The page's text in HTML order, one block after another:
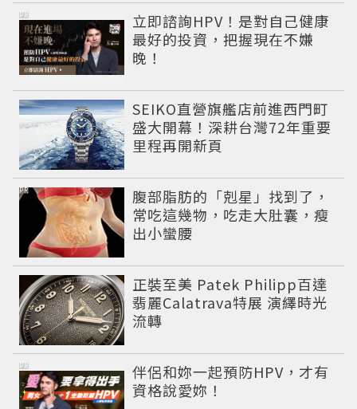
立即諮詢HPV！是對自己健康
最好的投資，把握現在不嫌
晚！
PR
SEIKO直營旗艦店前進西門町
盛大開幕！深耕台灣72年重要
里程再開新頁
腹部脂肪的「剋星」找到了，
常吃這幾物，吃走大肚囊，瘦
出小蠻腰
PR
正裝至美 Patek Philipp百達
翡麗Calatrava特展 演繹時光
流轉
伴侶和妳一起預防HPV，才有
資格說愛妳！
PR